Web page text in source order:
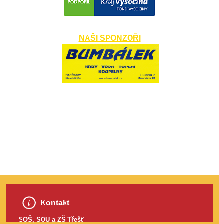
NAŠI SPONZOŘI
Kontakt
SOŠ, SOU a ZŠ Třešť